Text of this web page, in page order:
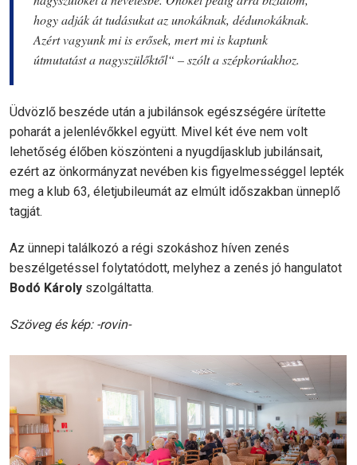
hogy adják át tudásukat az unokáknak, dédunokáknak.
Azért vagyunk mi is erősek, mert mi is kaptunk
útmutatást a nagyszülőktől“ – szólt a szépkorúakhoz.
Üdvözlő beszéde után a jubilánsok egészségére ürítette
poharát a jelenlévőkkel együtt. Mivel két éve nem volt
lehetőség élőben köszönteni a nyugdíjasklub jubilánsait,
ezért az önkormányzat nevében kis figyelmességgel lepték
meg a klub 63, életjubileumát az elmúlt időszakban ünneplő
tagját.
Az ünnepi találkozó a régi szokáshoz híven zenés
beszélgetéssel folytatódott, melyhez a zenés jó hangulatot
Bodó Károly szolgáltatta.
Szöveg és kép: -rovin-